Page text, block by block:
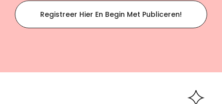
Registreer Hier En Begin Met Publiceren!